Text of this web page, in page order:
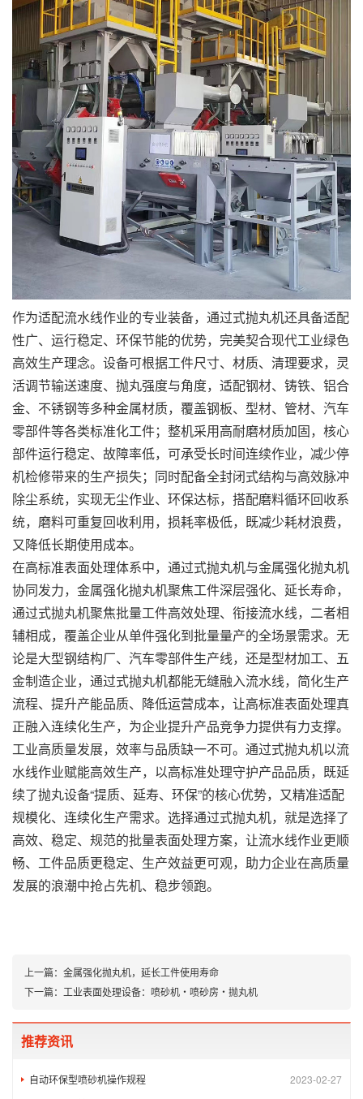
作为适配流水线作业的专业装备，通过式抛丸机还具备适配
性广、运行稳定、环保节能的优势，完美契合现代工业绿色
高效生产理念。设备可根据工件尺寸、材质、清理要求，灵
活调节输送速度、抛丸强度与角度，适配钢材、铸铁、铝合
金、不锈钢等多种金属材质，覆盖钢板、型材、管材、汽车
零部件等各类标准化工件；整机采用高耐磨材质加固，核心
部件运行稳定、故障率低，可承受长时间连续作业，减少停
机检修带来的生产损失；同时配备全封闭式结构与高效脉冲
除尘系统，实现无尘作业、环保达标，搭配磨料循环回收系
统，磨料可重复回收利用，损耗率极低，既减少耗材浪费，
又降低长期使用成本。
在高标准表面处理体系中，通过式抛丸机与金属强化抛丸机
协同发力，金属强化抛丸机聚焦工件深层强化、延长寿命，
通过式抛丸机聚焦批量工件高效处理、衔接流水线，二者相
辅相成，覆盖企业从单件强化到批量量产的全场景需求。无
论是大型钢结构厂、汽车零部件生产线，还是型材加工、五
金制造企业，通过式抛丸机都能无缝融入流水线，简化生产
流程、提升产能品质、降低运营成本，让高标准表面处理真
正融入连续化生产，为企业提升产品竞争力提供有力支撑。
工业高质量发展，效率与品质缺一不可。通过式抛丸机以流
水线作业赋能高效生产，以高标准处理守护产品品质，既延
续了抛丸设备“提质、延寿、环保”的核心优势，又精准适配
规模化、连续化生产需求。选择通过式抛丸机，就是选择了
高效、稳定、规范的批量表面处理方案，让流水线作业更顺
畅、工件品质更稳定、生产效益更可观，助力企业在高质量
发展的浪潮中抢占先机、稳步领跑。
上一篇： 金属强化抛丸机，延长工件使用寿命
下一篇： 工业表面处理设备：喷砂机・喷砂房・抛丸机
推荐资讯
2023-02-27
自动环保型喷砂机操作规程